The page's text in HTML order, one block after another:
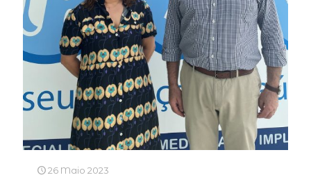
26 Maio 2023